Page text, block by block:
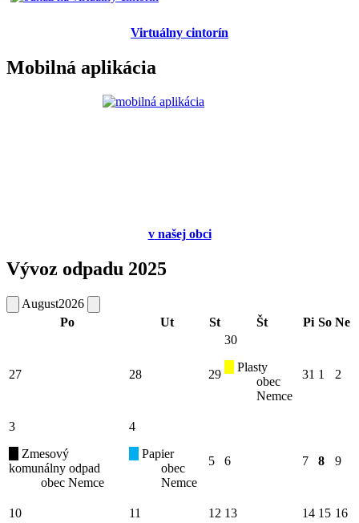
Virtuálny cintorín
Mobilná aplikácia
vnašej obci
Vývoz odpadu 2025
August2026
Po
Ut St Št Pi So Ne
27 28 29
30
Plasty
obec
Nemce
31 1 2
3
Zmesový
komunálny odpad
obec Nemce
4
Papier
obec
Nemce
5 6 7 8 9
10 11 12 13 14 15 16